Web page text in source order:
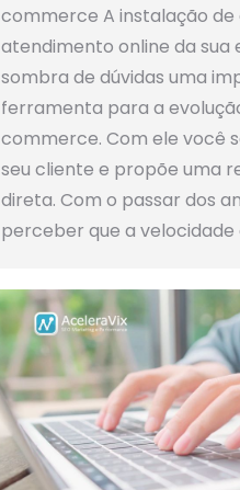
commerce A instalação
atendimento online da sua
sombra de dúvidas uma
ferramenta para a
commerce. Com ele você
seu cliente e propõe uma
direta. Com o passar dos
perceber que a velocidade